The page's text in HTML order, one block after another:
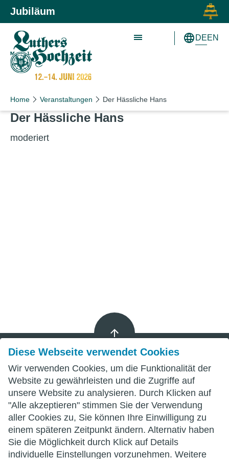
Diese Webseite verwendet Cookies
Wir verwenden Cookies, um die Funktionalität der
Website zu gewährleisten und die Zugriffe auf
unsere Website zu analysieren. Durch Klicken auf
"Alle akzeptieren" stimmen Sie der Verwendung
aller Cookies zu, Sie können Ihre Einwilligung zu
einem späteren Zeitpunkt ändern. Alternativ haben
Sie die Möglichkeit durch Klick auf Details
individuelle Einstellungen vorzunehmen. Weitere
Zum Inhalt springen
Zur Hauptnavigation springen
Jubiläum
DEEN
Home Veranstaltungen Der Hässliche Hans
Der Hässliche Hans
moderiert
Impressum
Datenschutz
AGB